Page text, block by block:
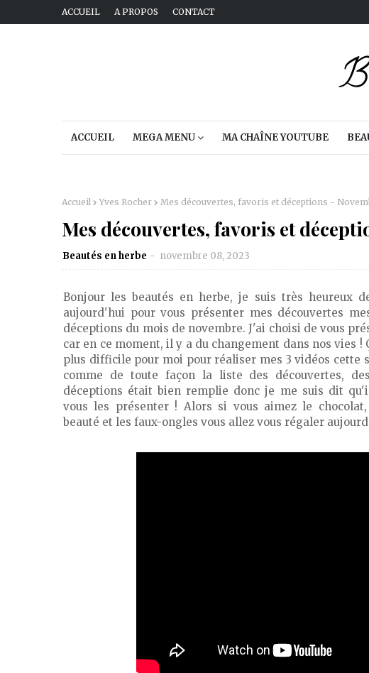
ACCUEIL A PROPOS CONTACT
ACCUEIL MEGA MENU MA CHAÎNE YOUTUBE
Accueil Yves Rocher Mes découvertes, favoris et déceptions -
Mes découvertes, favoris et
Beautés en herbe novembre 08, 2023
Bonjour les beautés en herbe, je suis très heureux
aujourd'hui pour vous présenter mes découvertes
déceptions du mois de novembre. J'ai choisi de vous
car en ce moment, il y a du changement dans nos vies !
plus difficile pour moi pour réaliser mes 3 vidéos cette
comme de toute façon la liste des découvertes,
déceptions était bien remplie donc je me suis dit
vous les présenter ! Alors si vous aimez le
beauté et les faux-ongles vous allez vous régaler